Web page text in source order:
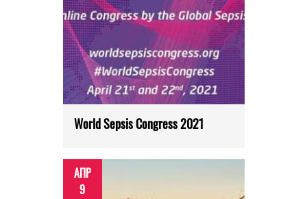
World Sepsis Congress 2021
АПР
9